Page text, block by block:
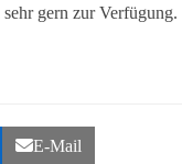
gern zur Verfügung.
E-Mail